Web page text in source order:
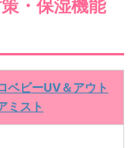
・保湿機能
ベビーUV＆アウト
ミスト